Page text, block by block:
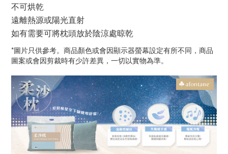
不可烘乾
遠離熱源或陽光直射
如有需要可將枕頭放於陰涼處晾乾
*圖片只供參考。商品顏色或會因顯示器螢幕設定有所不同，商品
圖案或會因剪裁時有少許差異，一切以實物為準。